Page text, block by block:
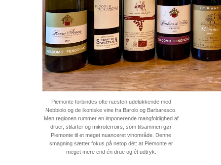
Piemonte forbindes ofte næsten udelukkende med
Nebbiolo og de ikoniske vine fra Barolo og Barbaresco.
Men regionen rummer en imponerende mangfoldighed af
druer, stilarter og mikroterroirs, som tilsammen gør
Piemonte til et meget nuanceret vinområde. Denne
smagning sætter fokus på netop dét: at Piemonte er
meget mere end én drue og ét udtryk.